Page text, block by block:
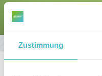
Zustimmung
Sie befinden sich hier: